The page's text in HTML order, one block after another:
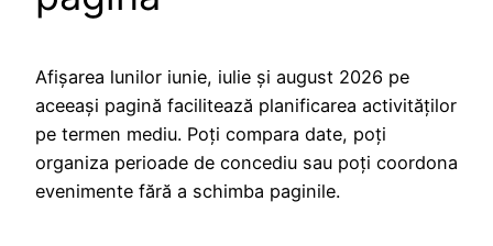
Afișarea lunilor iunie, iulie și august 2026 pe
aceeași pagină facilitează planificarea activităților
pe termen mediu. Poți compara date, poți
organiza perioade de concediu sau poți coordona
evenimente fără a schimba paginile.